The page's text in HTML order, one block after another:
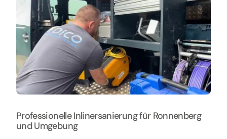
Professionelle Inlinersanierung für Ronnenberg
und Umgebung